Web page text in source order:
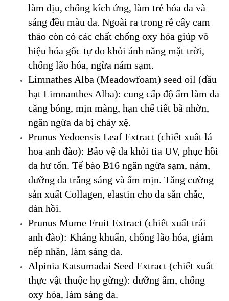
làm dịu, chống kích ứng, làm trẻ hóa da và
sáng đều màu da. Ngoài ra trong rễ cây cam
thảo còn có các chất chống oxy hóa giúp vô
hiệu hóa gốc tự do khỏi ánh nắng mặt trời,
chống lão hóa, ngừa nám sạm.
Limnathes Alba (Meadowfoam) seed oil (dầu
hạt Limnanthes Alba): cung cấp độ ẩm làm da
căng bóng, mịn màng, hạn chế tiết bã nhờn,
ngăn ngừa da bị chảy xệ.
Prunus Yedoensis Leaf Extract (chiết xuất lá
hoa anh đào): Bảo vệ da khỏi tia UV, phục hồi
da hư tổn. Tế bào B16 ngăn ngừa sạm, nám,
dưỡng da trắng sáng và ẩm mịn. Tăng cường
sản xuất Collagen, elastin cho da săn chắc,
đàn hồi.
Prunus Mume Fruit Extract (chiết xuất trái
anh đào): Kháng khuẩn, chống lão hóa, giảm
nếp nhăn, làm sáng da.
Alpinia Katsumadai Seed Extract (chiết xuất
thực vật thuộc họ gừng): dưỡng ẩm, chống
oxy hóa, làm sáng da.